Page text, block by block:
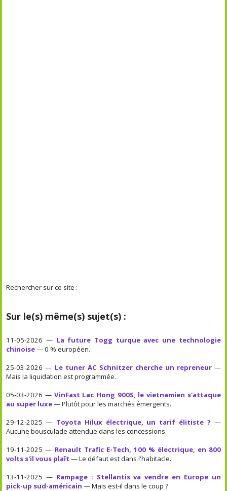
Rechercher sur ce site :
Sur le(s) même(s) sujet(s) :
11-05-2026 — La future Togg turque avec une technologie
chinoise— 0 % européen.
25-03-2026 — Le tuner AC Schnitzer cherche un repreneur—
Mais la liquidation est programmée.
05-03-2026 — VinFast Lac Hong 900S, le vietnamien s'attaque
au super luxe— Plutôt pour les marchés émergents.
29-12-2025 — Toyota Hilux électrique, un tarif élitiste ? —
Aucune bousculade attendue dans les concessions.
19-11-2025 — Renault Trafic E-Tech, 100 % électrique, en 800
volts s'il vous plaît — Le défaut est dans l'habitacle.
13-11-2025 — Rampage : Stellantis va vendre en Europe un
pick-up sud-américain — Mais est-il dans le coup ?